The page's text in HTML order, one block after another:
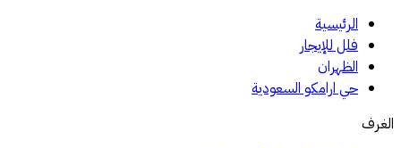
الرئيسية
فلل للإيجار
الظهران
حي ارامكو السعودية
الغرف